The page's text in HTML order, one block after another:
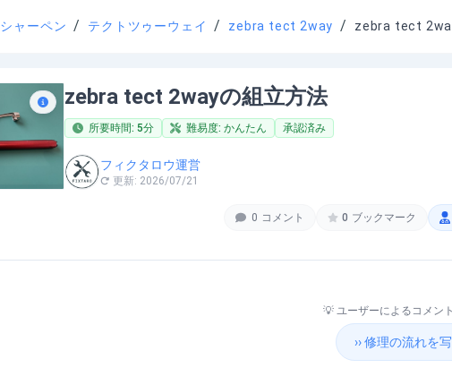
シャーペン / テクトツゥーウェイ / zebra tect 2way / zebra tect
zebra tect 2wayの組立方法
所要時間: 5分 難易度: かんたん 承認済み
フィクタロウ運営
更新: 2026/07/21
0 コメント 0 ブックマーク
💡 ユーザーによるコメン
›› 修理の流れを